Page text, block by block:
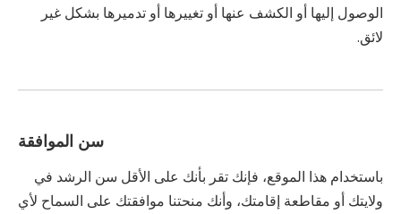
الوصول إليها أو الكشف عنها أو تغييرها أو تدميرها بشكل غير
لائق.
سن الموافقة
باستخدام هذا الموقع، فإنك تقر بأنك على الأقل سن الرشد في
ولايتك أو مقاطعة إقامتك، وأنك منحتنا موافقتك على السماح لأي